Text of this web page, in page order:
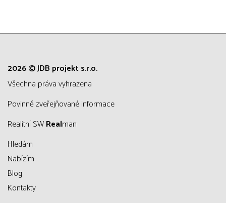
2026 © JDB projekt s.r.o.
všechna práva vyhrazena
Povinně zveřejňované informace
Realitní SWRealman
Hledám
Nabízím
Blog
Kontakty